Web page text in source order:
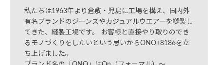
私たちは1963年より倉敷・児島に工場を構え、国内外
有名ブランドのジーンズやカジュアルウエアーを縫製し
てきた、縫製工場です。 お客様と直接やり取りのでき
るモノづくりをしたいという思いからONO+8186を立
ち上げました。